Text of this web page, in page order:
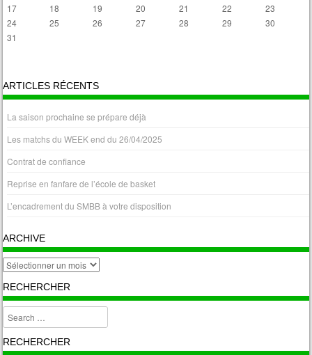
17
18 19 20 21 22
23
24
25 26 27 28 29
30
31
ARTICLES RÉCENTS
La saison prochaine se prépare déjà
Les matchs du WEEK end du 26/04/2025
Contrat de confiance
Reprise en fanfare de l’école de basket
L’encadrement du SMBB à votre disposition
ARCHIVE
archive
RECHERCHER
Search
RECHERCHER